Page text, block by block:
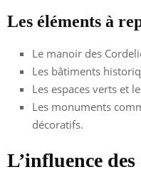
Les éléments à
Le manoir des
Les bâtiments
Les espaces verts et
Les monuments
décoratifs.
L’influence